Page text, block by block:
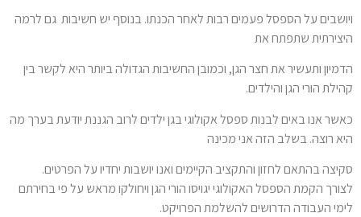
ויושבים על הספסל פעמים רבות לאחר הכנתו. בנוסף יש חשיבות גם לרמה
היצירתית שתפתח את
הדמיון ותעשיר את חצר הגן, וכמובן החשיבות הגדולה ביותר היא לקשר בין
קהילת הורי הגן והילדים.
כאשר אנו באים לבנות ספסל אקולוגי בגן ילדים לרוב הגננת יודעת בערך מה
היא רוצה. בשלב הזה אני מכינה
סקיצה בהתאם לחזון והתקציב הקיימים ואנו יושבות יחדיו על הפרטים.
לצורך הקמת הספסל האקולוגי יגויסו הורי הגן ויחולקו מראש על פי בחירתם
לימי העבודה הדרושים להשלמת הפרויקט.